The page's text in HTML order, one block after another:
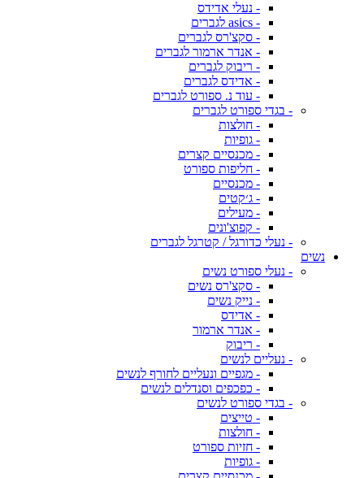
- נעלי אדידס
- asics לגברים
- סקצ'רס לגברים
- אנדר ארמור לגברים
- ריבוק לגברים
- אדידס לגברים
- עוד נ. ספורט לגברים
- בגדי ספורט לגברים
- חולצות
- גופיות
- מכנסיים קצרים
- חליפות ספורט
- מכנסיים
- ג׳קטים
- מעילים
- קפוצ'ונים
- נעלי כדורגל / קטרגל לגברים
נשים
- נעלי ספורט נשים
- סקצ'רס נשים
- נייק נשים
- אדידס
- אנדר ארמור
- ריבוק
- נעליים לנשים
- מגפיים ונעליים לחורף לנשים
- כפכפים וסנדלים לנשים
- בגדי ספורט לנשים
- טייצים
- חולצות
- חזיות ספורט
- גופיות